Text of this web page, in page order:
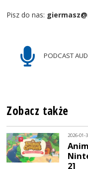
Pisz do nas:
PODCAST
Zobacz także
2026-01-
2]